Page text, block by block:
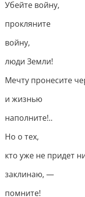
Убейте войну,
прокляните
войну,
люди Земли!
Мечту пронесите
и жизнью
наполните!..
Но о тех,
кто уже не придет
заклинаю, —
помните!